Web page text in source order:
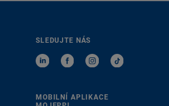
SLEDUJTE NÁS
MOBILNÍ APLIKACE